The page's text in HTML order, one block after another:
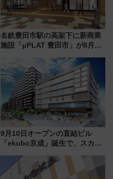
名鉄豊田市駅の高架下に新商業
施設「μPLAT 豊田市」が8月26
たな玄関口へ
9月10日オープンの直結ビル
「ekubo京成」誕生で、スカイ
新鎌ヶ谷はどう変わる？ 全テナ
ント情報も公開！